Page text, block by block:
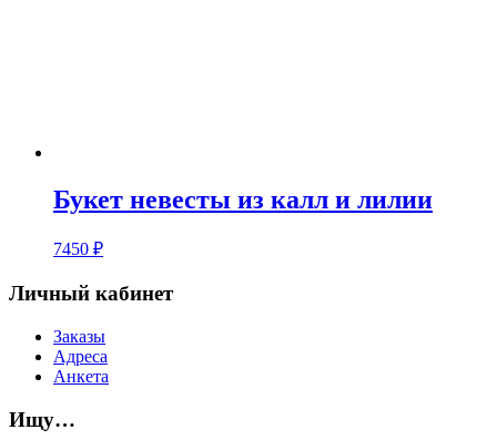
Букет невесты из калл и лилии
7450 ₽
Личный кабинет
Заказы
Адреса
Анкета
Ищу…